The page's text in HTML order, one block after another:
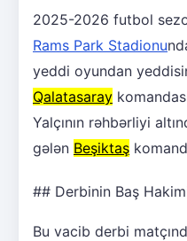
2025-2026 futbol
Rams Park Stadionu
yeddi oyundan
Qalatasaray
Yalçının rəhbərliyi
gələn Beşiktaş
## Derbinin Baş
Bu vacib derbi